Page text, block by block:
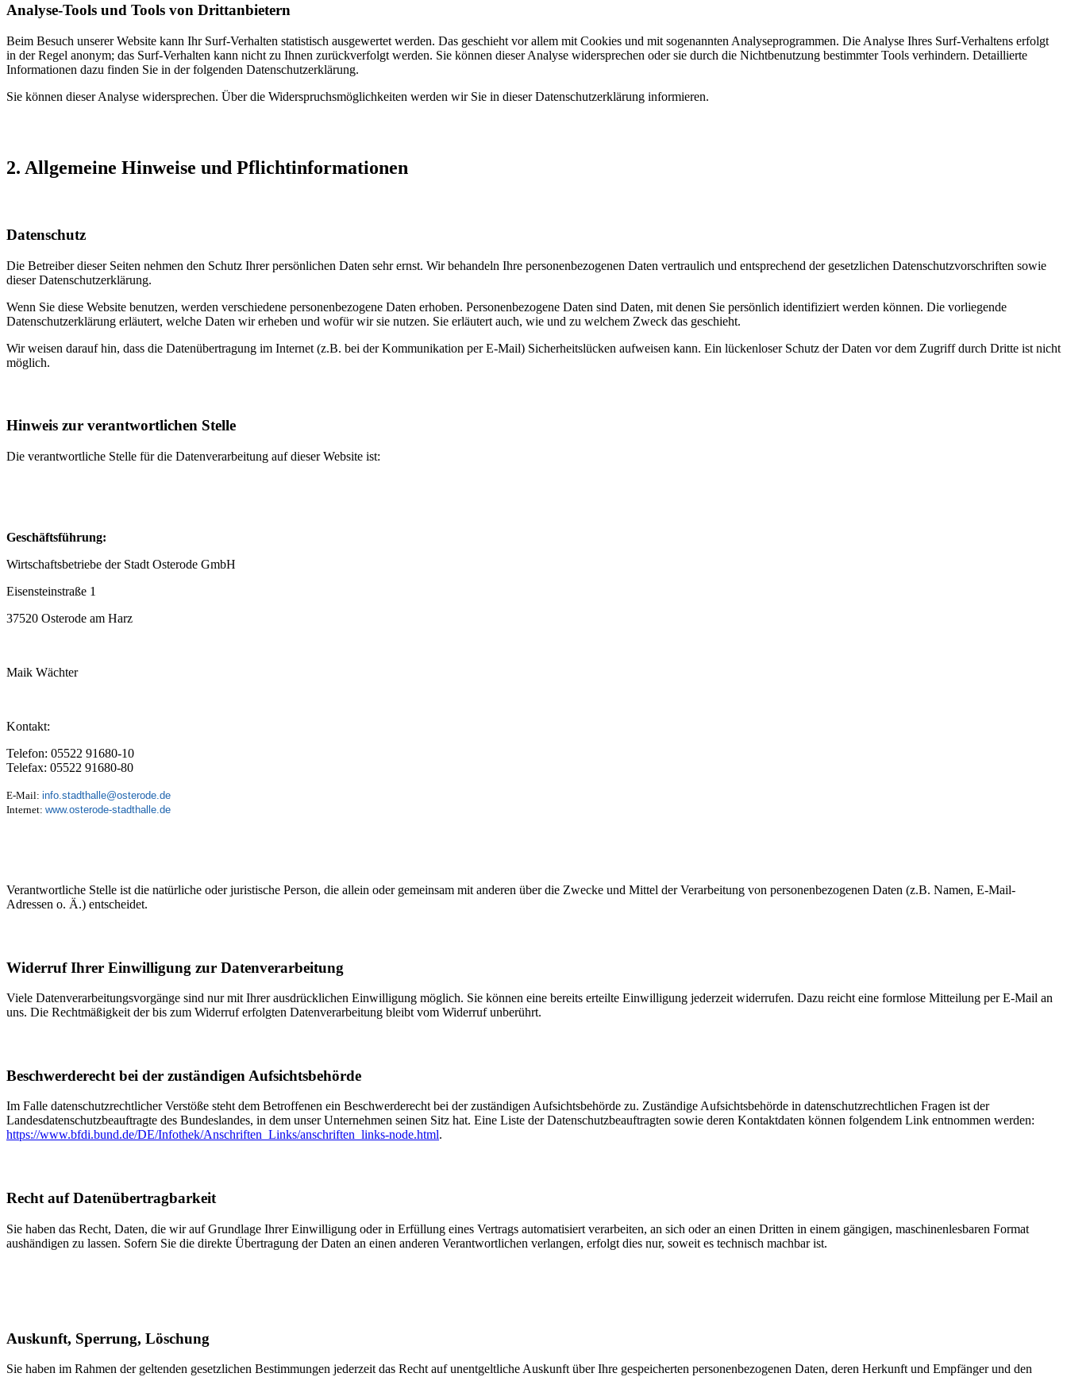
Analyse-Tools und Tools von Drittanbietern
Beim Besuch unserer Website kann Ihr Surf-Verhalten statistisch ausgewertet werden. Das geschieht vor allem mit Cookies und mit sogenannten Analyseprogrammen. Die Analyse Ihres Surf-Verhaltens erfolgt
in der Regel anonym; das Surf-Verhalten kann nicht zu Ihnen zurückverfolgt werden. Sie können dieser Analyse widersprechen oder sie durch die Nichtbenutzung bestimmter Tools verhindern. Detaillierte
Informationen dazu finden Sie in der folgenden Datenschutzerklärung.
Sie können dieser Analyse widersprechen. Über die Widerspruchsmöglichkeiten werden wir Sie in dieser Datenschutzerklärung informieren.
2. Allgemeine Hinweise und Pflichtinformationen
Datenschutz
Die Betreiber dieser Seiten nehmen den Schutz Ihrer persönlichen Daten sehr ernst. Wir behandeln Ihre personenbezogenen Daten vertraulich und entsprechend der gesetzlichen Datenschutzvorschriften sowie
dieser Datenschutzerklärung.
Wenn Sie diese Website benutzen, werden verschiedene personenbezogene Daten erhoben. Personenbezogene Daten sind Daten, mit denen Sie persönlich identifiziert werden können. Die vorliegende
Datenschutzerklärung erläutert, welche Daten wir erheben und wofür wir sie nutzen. Sie erläutert auch, wie und zu welchem Zweck das geschieht.
Wir weisen darauf hin, dass die Datenübertragung im Internet (z.B. bei der Kommunikation per E-Mail) Sicherheitslücken aufweisen kann. Ein lückenloser Schutz der Daten vor dem Zugriff durch Dritte ist nicht
möglich.
Hinweis zur verantwortlichen Stelle
Die verantwortliche Stelle für die Datenverarbeitung auf dieser Website ist:
Geschäftsführung:
Wirtschaftsbetriebe der Stadt Osterode GmbH
Eisensteinstraße 1
37520 Osterode am Harz
Maik Wächter
Kontakt:
Telefon: 05522 91680-10
Telefax: 05522 91680-80
E-Mail: info.stadthalle@osterode.de
Internet: www.osterode-stadthalle.de
Verantwortliche Stelle ist die natürliche oder juristische Person, die allein oder gemeinsam mit anderen über die Zwecke und Mittel der Verarbeitung von personenbezogenen Daten (z.B. Namen, E-Mail-
Adressen o. Ä.) entscheidet.
Widerruf Ihrer Einwilligung zur Datenverarbeitung
Viele Datenverarbeitungsvorgänge sind nur mit Ihrer ausdrücklichen Einwilligung möglich. Sie können eine bereits erteilte Einwilligung jederzeit widerrufen. Dazu reicht eine formlose Mitteilung per E-Mail an
uns. Die Rechtmäßigkeit der bis zum Widerruf erfolgten Datenverarbeitung bleibt vom Widerruf unberührt.
Beschwerderecht bei der zuständigen Aufsichtsbehörde
Im Falle datenschutzrechtlicher Verstöße steht dem Betroffenen ein Beschwerderecht bei der zuständigen Aufsichtsbehörde zu. Zuständige Aufsichtsbehörde in datenschutzrechtlichen Fragen ist der
Landesdatenschutzbeauftragte des Bundeslandes, in dem unser Unternehmen seinen Sitz hat. Eine Liste der Datenschutzbeauftragten sowie deren Kontaktdaten können folgendem Link entnommen werden:
https://www.bfdi.bund.de/DE/Infothek/Anschriften_Links/anschriften_links-node.html.
Recht auf Datenübertragbarkeit
Sie haben das Recht, Daten, die wir auf Grundlage Ihrer Einwilligung oder in Erfüllung eines Vertrags automatisiert verarbeiten, an sich oder an einen Dritten in einem gängigen, maschinenlesbaren Format
aushändigen zu lassen. Sofern Sie die direkte Übertragung der Daten an einen anderen Verantwortlichen verlangen, erfolgt dies nur, soweit es technisch machbar ist.
Auskunft, Sperrung, Löschung
Sie haben im Rahmen der geltenden gesetzlichen Bestimmungen jederzeit das Recht auf unentgeltliche Auskunft über Ihre gespeicherten personenbezogenen Daten, deren Herkunft und Empfänger und den